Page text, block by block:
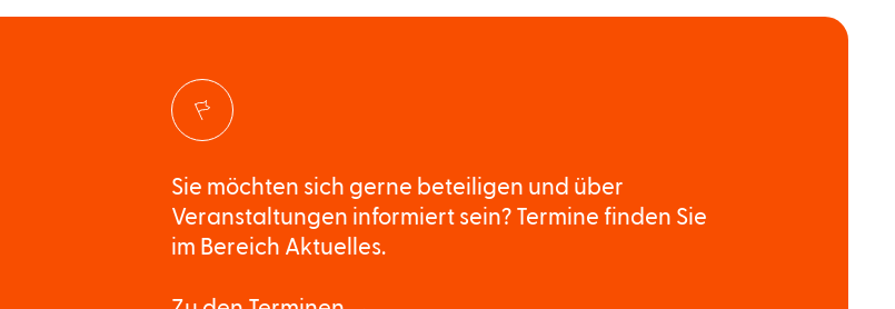
Sie möchten sich gerne beteiligen und über
Veranstaltungen informiert sein? Termine finden Sie
im Bereich Aktuelles.